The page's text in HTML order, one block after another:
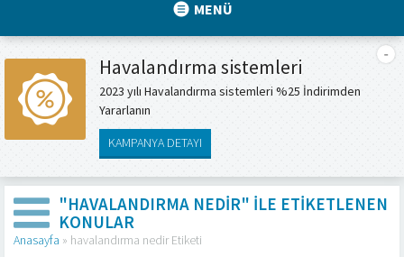
MENÜ
Havalandırma sistemleri
2023 yılı Havalandırma sistemleri %25 İndirimden
Yararlanın
KAMPANYA DETAYI
"HAVALANDIRMA NEDIR" ILE ETIKETLENEN
KONULAR
Anasayfa » havalandırma nedir Etiketi